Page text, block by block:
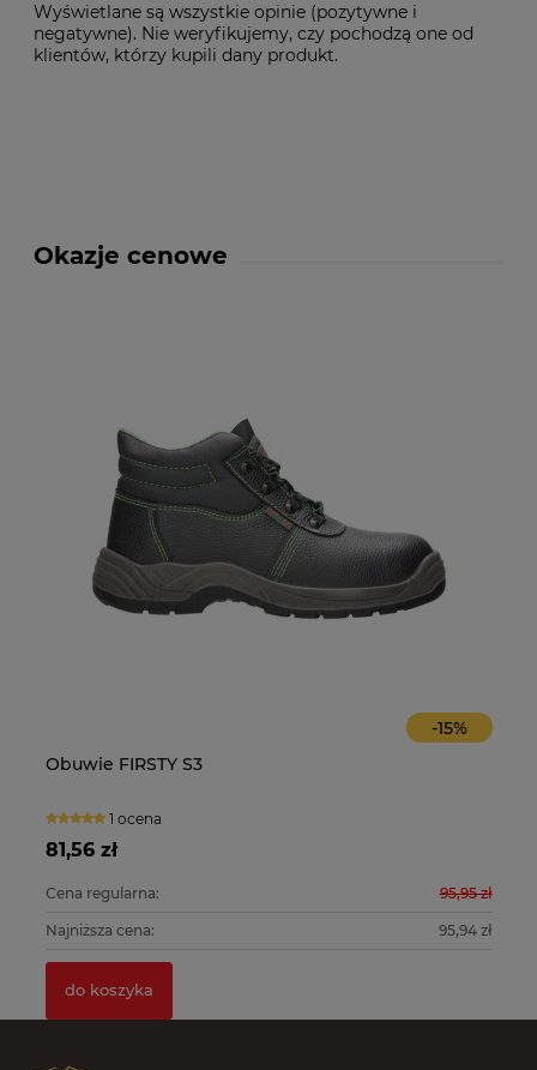
Wyświetlane są wszystkie opinie (pozytywne i
negatywne). Nie weryfikujemy, czy pochodzą one od
klientów, którzy kupili dany produkt.
Okazje cenowe
-15%
Obuwie FIRSTY S3
1 ocena
81,56 zł
Cena regularna: 95,95 zł
Najniższa cena: 95,94 zł
do koszyka